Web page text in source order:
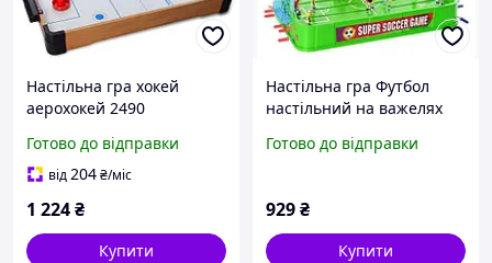
Настільна гра хокей
аерохокей 2490
батарейок
Готово до відправки
від204₴/міс
1 224₴
Купити
Настільна гра Футбол
настільний на важелях
корпусі. Дитячий футбол
Готово до відправки
929₴
Купити